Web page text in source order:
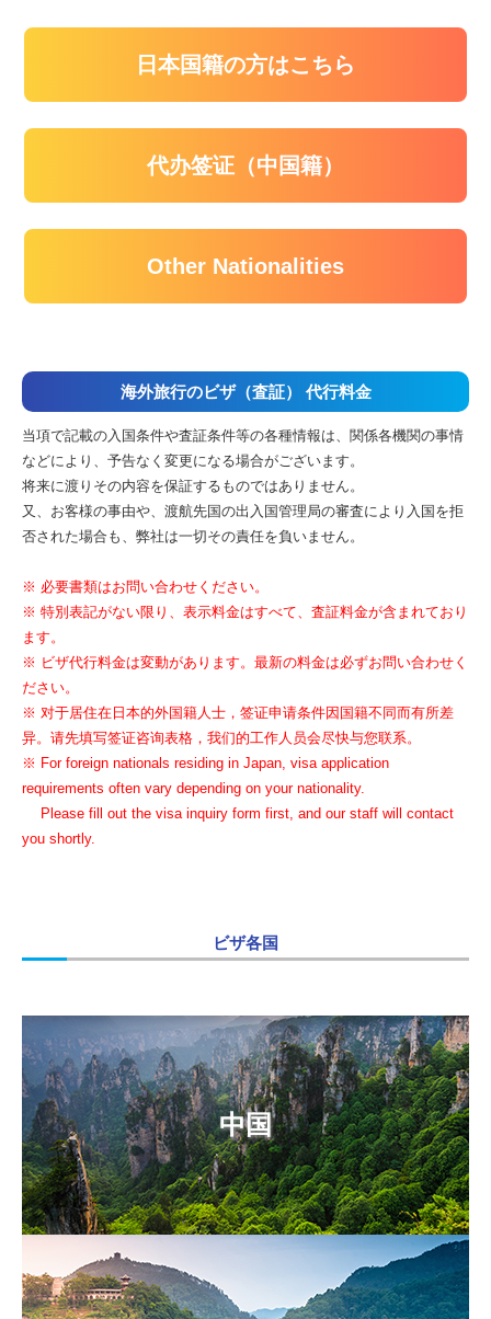
日本国籍の方はこちら
代办签证（中国籍）
Other Nationalities
海外旅行のビザ（査証） 代行料金
当項で記載の入国条件や査証条件等の各種情報は、関係各機関の事情
などにより、予告なく変更になる場合がございます。
将来に渡りその内容を保証するものではありません。
又、お客様の事由や、渡航先国の出入国管理局の審査により入国を拒
否された場合も、弊社は一切その責任を負いません。
※ 必要書類はお問い合わせください。
※ 特別表記がない限り、表示料金はすべて、査証料金が含まれており
ます。
※ ビザ代行料金は変動があります。最新の料金は必ずお問い合わせく
ださい。
※ 对于居住在日本的外国籍人士，签证申请条件因国籍不同而有所差
异。请先填写签证咨询表格，我们的工作人员会尽快与您联系。
※ For foreign nationals residing in Japan, visa application
requirements often vary depending on your nationality.
Please fill out the visa inquiry form first, and our staff will contact
you shortly.
ビザ各国
中国